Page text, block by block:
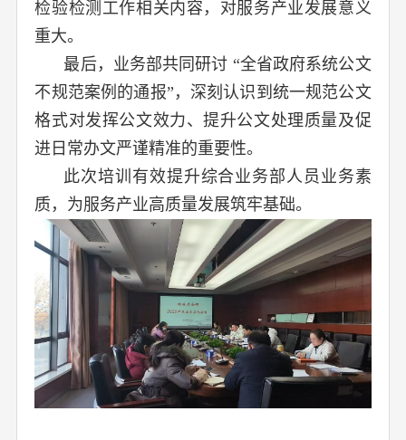
检验检测工作相关内容，对服务产业发展意义
重大。
最后，业务部共同研讨 “全省政府系统公文
不规范案例的通报”，深刻认识到统一规范公文
格式对发挥公文效力、提升公文处理质量及促
进日常办文严谨精准的重要性。
此次培训有效提升综合业务部人员业务素
质，为服务产业高质量发展筑牢基础。